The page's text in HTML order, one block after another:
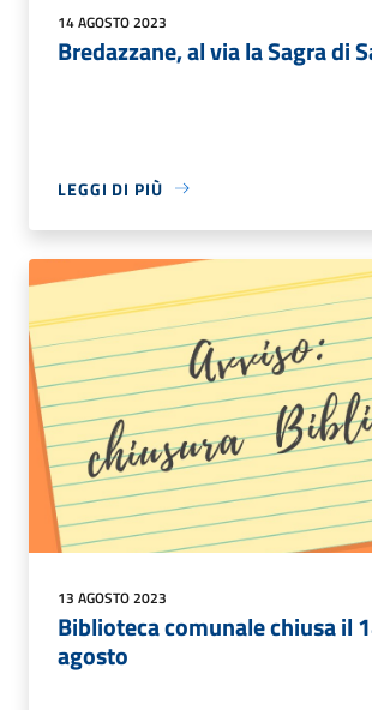
14 AGOSTO 2023
Bredazzane, al via la Sagra di
LEGGI DI PIÙ
13 AGOSTO 2023
Biblioteca comunale chiusa il
agosto